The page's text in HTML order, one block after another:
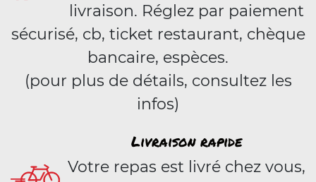
livraison. Réglez par paiement
sécurisé, cb, ticket restaurant, chèque
bancaire, espèces.
(pour plus de détails, consultez les
infos)
Livraison rapide
Votre repas est livré chez vous,